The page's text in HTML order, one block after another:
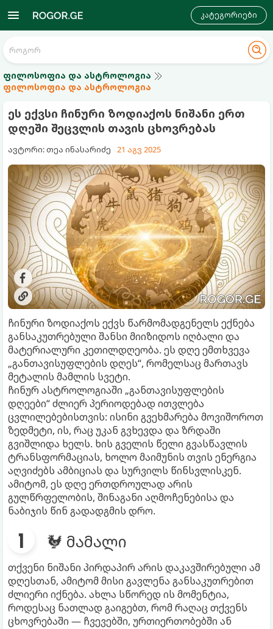
კატეგორიები
ფილოსოფია და ასტროლოგია
ფილოსოფია და ასტროლოგია
ეს ექვსი ჩინური ზოდიაქოს ნიშანი ერთ
დღეში შეცვლის თავის ცხოვრებას
ავტორი: თეა ინასარიძე 21 აგვ 2025
ჩინური ზოდიაქოს ექვს წარმომადგენელს ექნება
განსაკუთრებული შანსი მიიზიდოს იღბალი და
მატერიალური კეთილდღეობა. ეს დღე ემთხვევა
„განთავისუფლების დღეს“, რომელსაც მართავს
მეტალის მამლის სვეტი.
ჩინურ ასტროლოგიაში „განთავისუფლების
დღეები“ ძლიერ პერიოდებად ითვლება
ცვლილებებისთვის: ისინი გვეხმარება მოვიშოროთ
ზედმეტი, ის, რაც უკან გვხევდა და ზრდაში
გვიშლიდა ხელს. ხის გველის წელი გვასწავლის
ტრანსფორმაციას, ხოლო მაიმუნის თვის ენერგია
აღვიძებს ამბიციას და სურვილს წინსვლისკენ.
ამიტომ, ეს დღე ერთდროულად არის
გულწრფელობის, შინაგანი აღმოჩენებისა და
ნაბიჯის წინ გადადგმის დრო.
🐓 მამალი
თქვენი ნიშანი პირდაპირ არის დაკავშირებული ამ
დღესთან, ამიტომ მისი გავლენა განსაკუთრებით
ძლიერი იქნება. ახლა სწორედ ის მომენტია,
როდესაც ნათლად გაიგებთ, რომ რაღაც თქვენს
ცხოვრებაში — ჩვევებში, ურთიერთობებში ან